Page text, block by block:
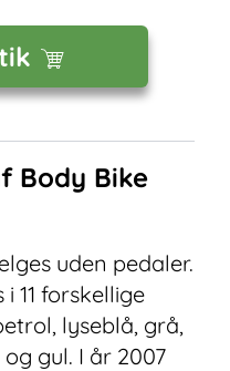
Body Bike
uden pedaler.
11 forskellige
lyseblå, grå,
gul. I år 2007